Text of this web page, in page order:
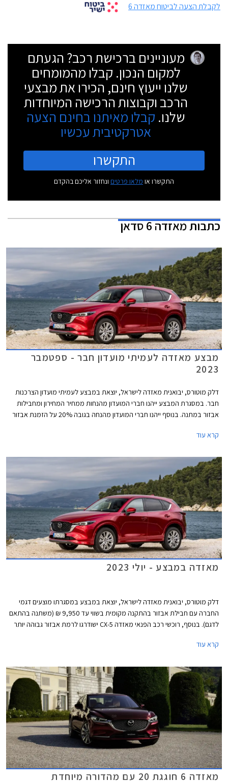
לקבלת הצעה לביטוח מאזדה 6
מעוניינים ברכישת רכב? הגעתם
למקום הנכון. קבלו מהמומחים
שלנו ייעוץ חינם, הכירו את מבצעי
הרכב וקבוצות הרכישה המיוחדות
שלנו. קבלו מאיתנו בחינם הצעה
אטרקטיבית עכשיו
התקשרו
התקשרו או מלאו פרטים ונחזור אליכם בהקדם
כתבותמאזדה 6 סדאן
מבצע מאזדה לעמיתי מועדון חבר - ספטמבר
2023
דלק מוטורס, יבואנית מאזדה לישראל, יוצאת במבצע לעמיתי מועדון הצרכנות
חבר. במסגרת המבצע ייהנו חברי המועדון מהנחות ממחיר המחירון ומחבילות
אבזור במתנה. בנוסף ייהנו חברי המועדון מהנחה בגובה 20% על הזמנת אבזור
התצוגה של מאזדה בין התאריכים 12.09.2023-13.10.2023.
קרא עוד
מאזדה במבצע - יולי 2023
דלק מוטורס, יבואנית מאזדה לישראל, יוצאת במבצע במסגרתו מוצעים דגמי
החברה עם חבילת אבזור בהתקנה מקומית בשווי עד 9,950 ₪ (משתנה בהתאם
לדגם). בנוסף, רוכשי רכב הפנאי מאזדה CX-5 ישודרגו לרמת אבזור גבוהה יותר
התצוגה של מאזדה ברחבי הארץ.
קרא עוד
מאזדה 6 חוגגת 20 עם מהדורה מיוחדת